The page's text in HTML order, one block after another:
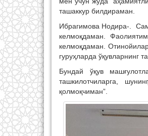
ташаккур билдираман.
Ибрагимова Нодира-.
келмоқдаман.
келмоқдаман.
гуруҳларда ўқувларнинг
Бундай ўқув
ташкилотчиларга,
қолмоқчиман”.